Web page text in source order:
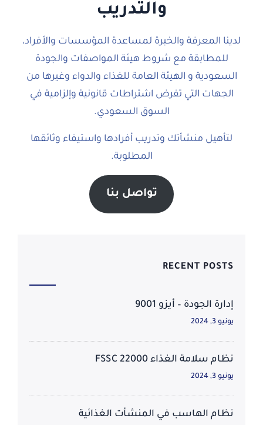
والتدريب
لدينا المعرفة والخبرة لمساعدة المؤسسات والأفراد،
للمطابقة مع شروط هيئة المواصفات والجودة
السعودية و الهيئة العامة للغذاء والدواء وغيرها من
الجهات التي تفرض اشتراطات قانونية وإلزامية في
السوق السعودي.
لتأهيل منشأتك وتدريب أفرادها واستيفاء وثائقها
المطلوبة.
تواصل بنا
RECENT POSTS
إدارة الجودة – أيزو 9001
يونيو 3, 2024
نظام سلامة الغذاء FSSC 22000
يونيو 3, 2024
نظام الهاسب في المنشأت الغذائية